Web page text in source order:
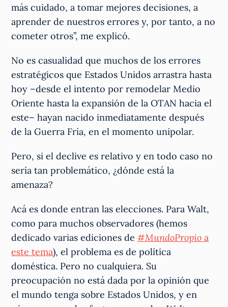
más cuidado, a tomar mejores decisiones, a
aprender de nuestros errores y, por tanto, a no
cometer otros”, me explicó.
No es casualidad que muchos de los errores
estratégicos que Estados Unidos arrastra hasta
hoy –desde el intento por remodelar Medio
Oriente hasta la expansión de la OTAN hacia el
este– hayan nacido inmediatamente después
de la Guerra Fría, en el momento unipolar.
Pero, si el declive es relativo y en todo caso no
sería tan problemático, ¿dónde está la
amenaza?
Acá es donde entran las elecciones. Para Walt,
como para muchos observadores (hemos
dedicado varias ediciones de#MundoPropio a
este tema), el problema es de política
doméstica. Pero no cualquiera. Su
preocupación no está dada por la opinión que
el mundo tenga sobre Estados Unidos, y en